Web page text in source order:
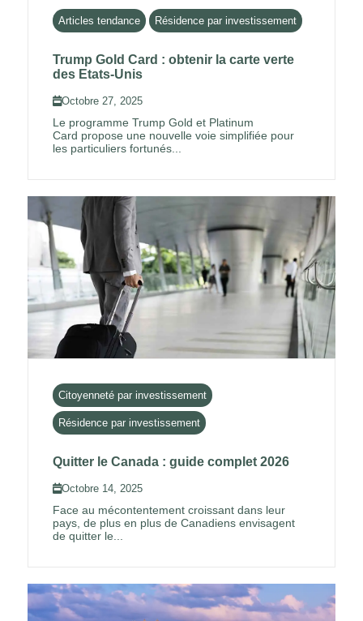
Articles tendance Résidence par investissement
Trump Gold Card : obtenir la carte verte
des Etats-Unis
Octobre 27, 2025
Le programme Trump Gold et Platinum
Card propose une nouvelle voie simplifiée pour
les particuliers fortunés...
Citoyenneté par investissement
Résidence par investissement
Quitter le Canada : guide complet 2026
Octobre 14, 2025
Face au mécontentement croissant dans leur
pays, de plus en plus de Canadiens envisagent
de quitter le...